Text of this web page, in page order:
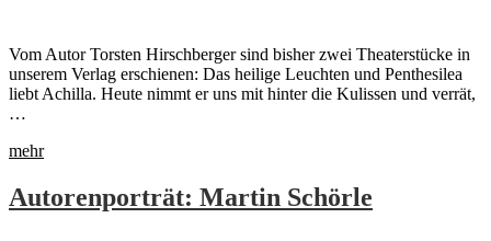
Vom Autor Torsten Hirschberger sind bisher zwei Theaterstücke in
unserem Verlag erschienen: Das heilige Leuchten und Penthesilea
liebt Achilla. Heute nimmt er uns mit hinter die Kulissen und verrät,
…
mehr
Autorenporträt: Martin Schörle